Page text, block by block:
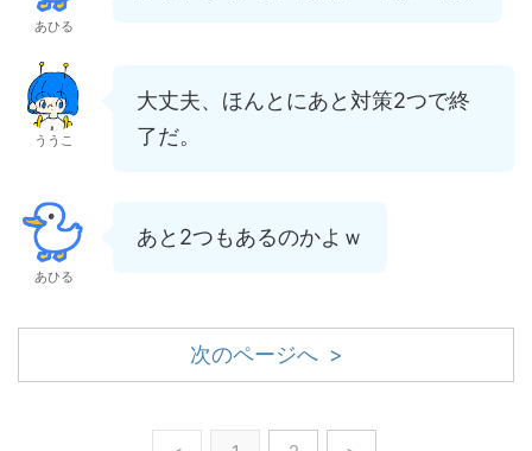
あひる
ううこ
大丈夫、ほんとにあと対策2つで終
了だ。
あひる
あと2つもあるのかよｗ
次のページへ >